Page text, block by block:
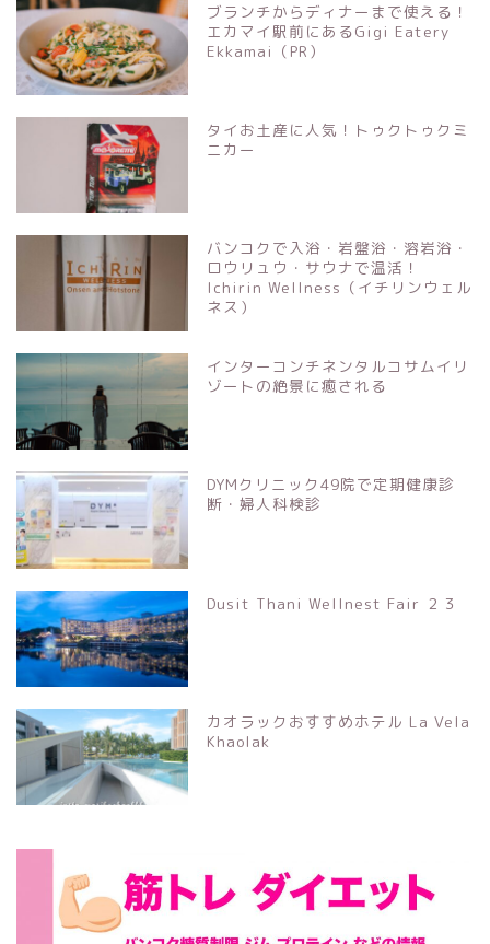
ブランチからディナーまで使える！
エカマイ駅前にあるGigi Eatery
Ekkamai（PR）
タイお土産に人気！トゥクトゥクミ
ニカー
バンコクで入浴・岩盤浴・溶岩浴・
ロウリュウ・サウナで温活！
Ichirin Wellness（イチリンウェル
ネス）
インターコンチネンタルコサムイリ
ゾートの絶景に癒される
DYMクリニック49院で定期健康診
断・婦人科検診
Dusit Thani Wellnest Fair ２３
カオラックおすすめホテル La Vela
Khaolak